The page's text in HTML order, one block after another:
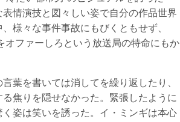
情演技と図々しい姿で自分の作品世界
様々な事件事故にもびくともせず、
ファーしろという放送局の特命にもか
葉を書いては消してを繰り返したり、
焦りを隠せなかった。緊張したように
姿は笑いを誘った。イ・ミンギは本心